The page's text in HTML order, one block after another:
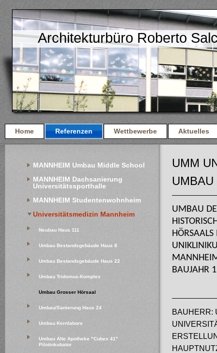
Architekturbüro Roberto
Home Referenzen Wettbewerbe Aktuelles
UMM
UMBAU
HÖRSAALS
BAUJAHR
BAUHERR:
MANNHEIM Umbau Middle School
MANNHEIM Dachsanierung
Universitätssporthalle
MANNHEIM Studentenwohnheim
Universitätsmedizin Mannheim
Neubau Haus 111
Umbau Bestandsgebäude Haus 8
Umbau Bestandsgebäude Haus 22
Umbau Tridomus-Komplex
Umbau Grosser Hörsaal
Umbau/Sanierung Haus 24
Umbau Kernlabore
Umbau Alte Apotheke "Cubex 41"
Pilotinkubator